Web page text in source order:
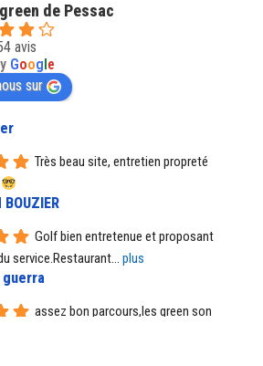
de Pessac
avis
Google
sur
Très beau site, entretien propreté
BOUZIER
Golf bien entretenue et proposant
service.Restaurant... plus
assez bon parcours,les green son